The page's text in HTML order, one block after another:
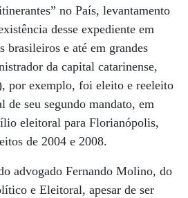
no País, levantamento
desse expediente em
brasileiros e até em grandes
da capital catarinense,
por exemplo, foi eleito e reeleito
de seu segundo mandato, em
eleitoral para Florianópolis,
de 2004 e 2008.
advogado Fernando Molino, do
e Eleitoral, apesar de ser